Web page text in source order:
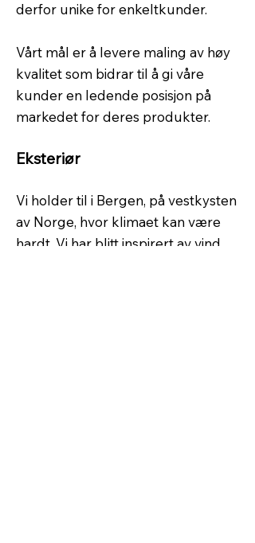
derfor unike for enkeltkunder.
Vårt mål er å levere maling av høy
kvalitet som bidrar til å gi våre
kunder en ledende posisjon på
markedet for deres produkter.
Eksteriør
Vi holder til i Bergen, på vestkysten
av Norge, hvor klimaet kan være
hardt. Vi har blitt inspirert av vind